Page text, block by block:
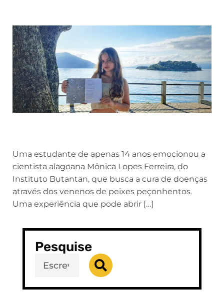
Uma estudante de apenas 14 anos emocionou a
cientista alagoana Mônica Lopes Ferreira, do
Instituto Butantan, que busca a cura de doenças
através dos venenos de peixes peçonhentos.
Uma experiência que pode abrir […]
Pesquise